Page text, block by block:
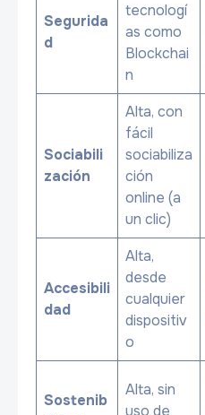
Segurida
d
tecnologí
as como
Blockchai
n
Sociabili
zación
Alta, con
fácil
sociabiliza
ción
online (a
un clic)
Accesibili
dad
Alta,
desde
cualquier
dispositiv
o
Sostenib
Alta, sin
uso de